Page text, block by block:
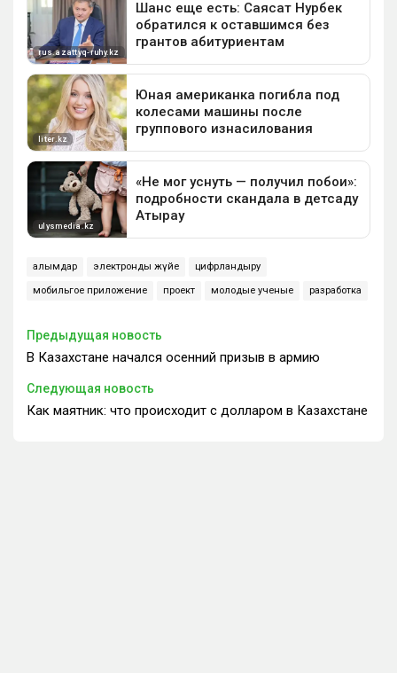
ғалымдар электронды жүйе цифрландыру
мобильгое приложение проект молодые ученые разработка
Предыдущая новость
В Казахстане начался осенний призыв в армию
Следующая новость
Как маятник: что происходит с долларом в Казахстане